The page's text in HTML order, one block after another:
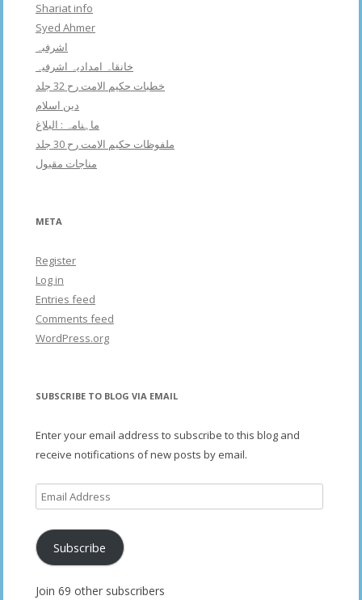
Shariat info
Syed Ahmer
اشرفبہ
خانقاہ امدادیہ اشرفیہ
خطبات حکیم الامت رح 32 جلد
دین اسلام
ماہنامہ : البلاغ
ملفوظات حکیم الامت رح 30 جلد
مناجات مقبول
META
Register
Log in
Entries feed
Comments feed
WordPress.org
SUBSCRIBE TO BLOG VIA EMAIL
Enter your email address to subscribe to this blog and
receive notifications of new posts by email.
Email
Address
Subscribe
Join 69 other subscribers